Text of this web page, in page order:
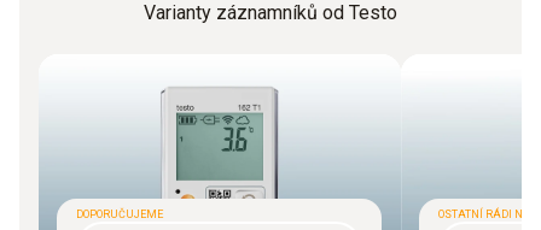
Varianty záznamníků od Testo
DOPORUČUJEME OSTATNÍ RÁDI